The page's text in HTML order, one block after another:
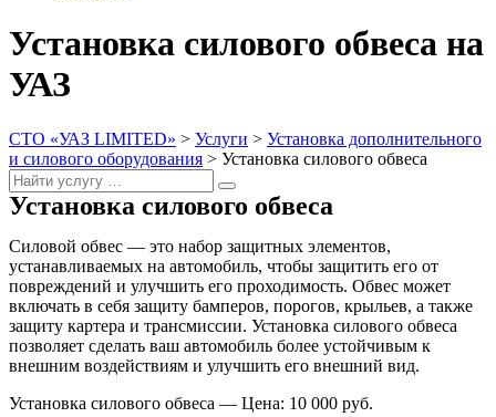
Установка силового обвеса на
УАЗ
СТО «УАЗ LIMITED» > Услуги > Установка дополнительного
и силового оборудования > Установка силового обвеса
Search
for:
Search
Установка силового обвеса
Силовой обвес — это набор защитных элементов,
устанавливаемых на автомобиль, чтобы защитить его от
повреждений и улучшить его проходимость. Обвес может
включать в себя защиту бамперов, порогов, крыльев, а также
защиту картера и трансмиссии. Установка силового обвеса
позволяет сделать ваш автомобиль более устойчивым к
внешним воздействиям и улучшить его внешний вид.
Установка силового обвеса — Цена: 10 000 руб.